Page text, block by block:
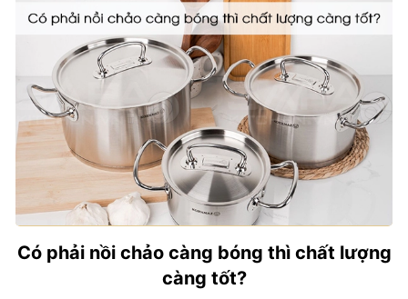
Có phải nồi chảo càng bóng thì chất lượng
càng tốt?